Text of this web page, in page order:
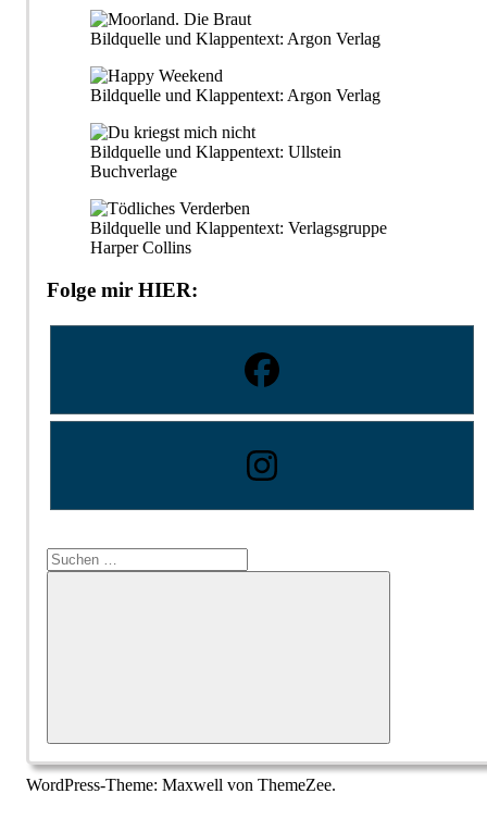
Bildquelle und Klappentext: Argon Verlag
Bildquelle und Klappentext: Argon Verlag
Bildquelle und Klappentext: Ullstein
Buchverlage
Bildquelle und Klappentext: Verlagsgruppe
Harper Collins
Folge mir HIER:
Suchen
nach:
Suchen
WordPress-Theme: Maxwell von ThemeZee.